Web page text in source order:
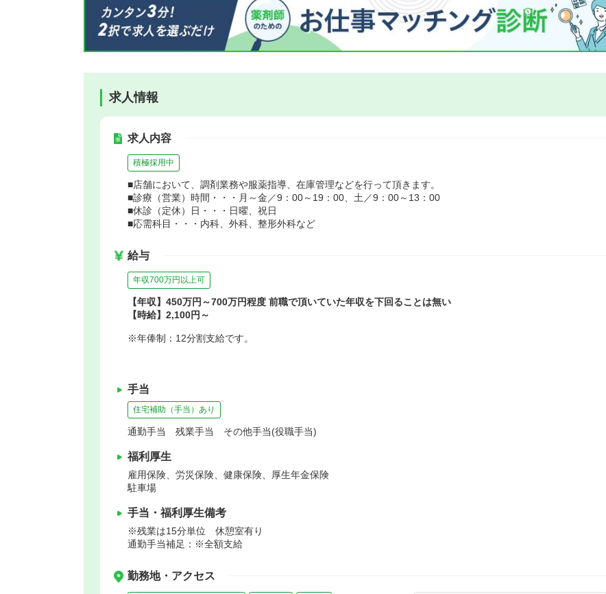
求人情報
求人内容
積極採用中
■店舗において、調剤業務や服薬指導、在庫管理などを行って頂きます。
■診療（営業）時間・・・月～金／9：00～19：00、土／9：00～13：00
■休診（定休）日・・・日曜、祝日
■応需科目・・・内科、外科、整形外科など
給与
年収700万円以上可
【年収】450万円～700万円程度 前職で頂いていた年収を下回ることは無い
【時給】2,100円～
※年俸制：12分割支給です。
手当
住宅補助（手当）あり
通勤手当 残業手当 その他手当(役職手当)
福利厚生
雇用保険、労災保険、健康保険、厚生年金保険
駐車場
手当・福利厚生備考
※残業は15分単位 休憩室有り
通勤手当補足：※全額支給
勤務地・アクセス